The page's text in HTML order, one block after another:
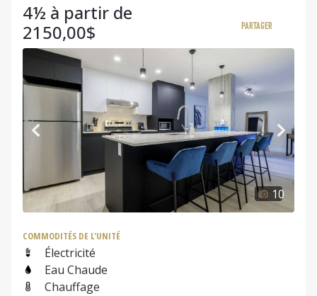
4½ à partir de
2150,00$
PARTAGER
10
COMMODITÉS DE L'UNITÉ
Électricité
Eau Chaude
Chauffage